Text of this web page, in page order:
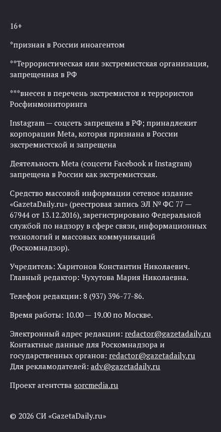
16+
*признан в России иноагентом
**Террористическая или экстремистская организация,
запрещенная в РФ
***внесен в перечень экстремистов и террористов
Росфинмониторинга
Instagram — соцсеть запрещена в РФ; принадлежит
корпорации Meta, которая признана в России
экстремистской и запрещена
Деятельность Meta (соцсети Facebook и Instagram)
запрещена в России как экстремистская.
Средство массовой информации сетевое издание
«GazetaDaily.ru» (реестровая запись ЭЛ № ФС 77 —
67944 от 13.12.2016), зарегистрировано Федеральной
службой по надзору в сфере связи, информационных
технологий и массовых коммуникаций
(Роскомнадзор).
Учредитель: Харитонов Константин Николаевич.
Главный редактор: Чухутова Мария Николаевна.
Телефон редакции: 8 (937) 396-77-86.
Время работы: 10.00 — 19.00 по Москве.
Электронный адрес редакции: redactor@gazetadaily.ru
Контактные данные для Роскомнадзора и
государственных органов: redactor@gazetadaily.ru
Для рекламодателей: adv@gazetadaily.ru
Проект агентства sorcmedia.ru
© 2026 СИ «GazetaDaily.ru»